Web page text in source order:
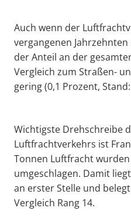
Auch wenn der
vergangenen
der Anteil an der
Vergleich zum Straßen-
gering (0,1 Prozent,
Wichtigste Drehschreibe
Luftfrachtverkehrs ist
Tonnen Luftfracht
umgeschlagen. Damit
an erster Stelle und
Vergleich Rang 14.